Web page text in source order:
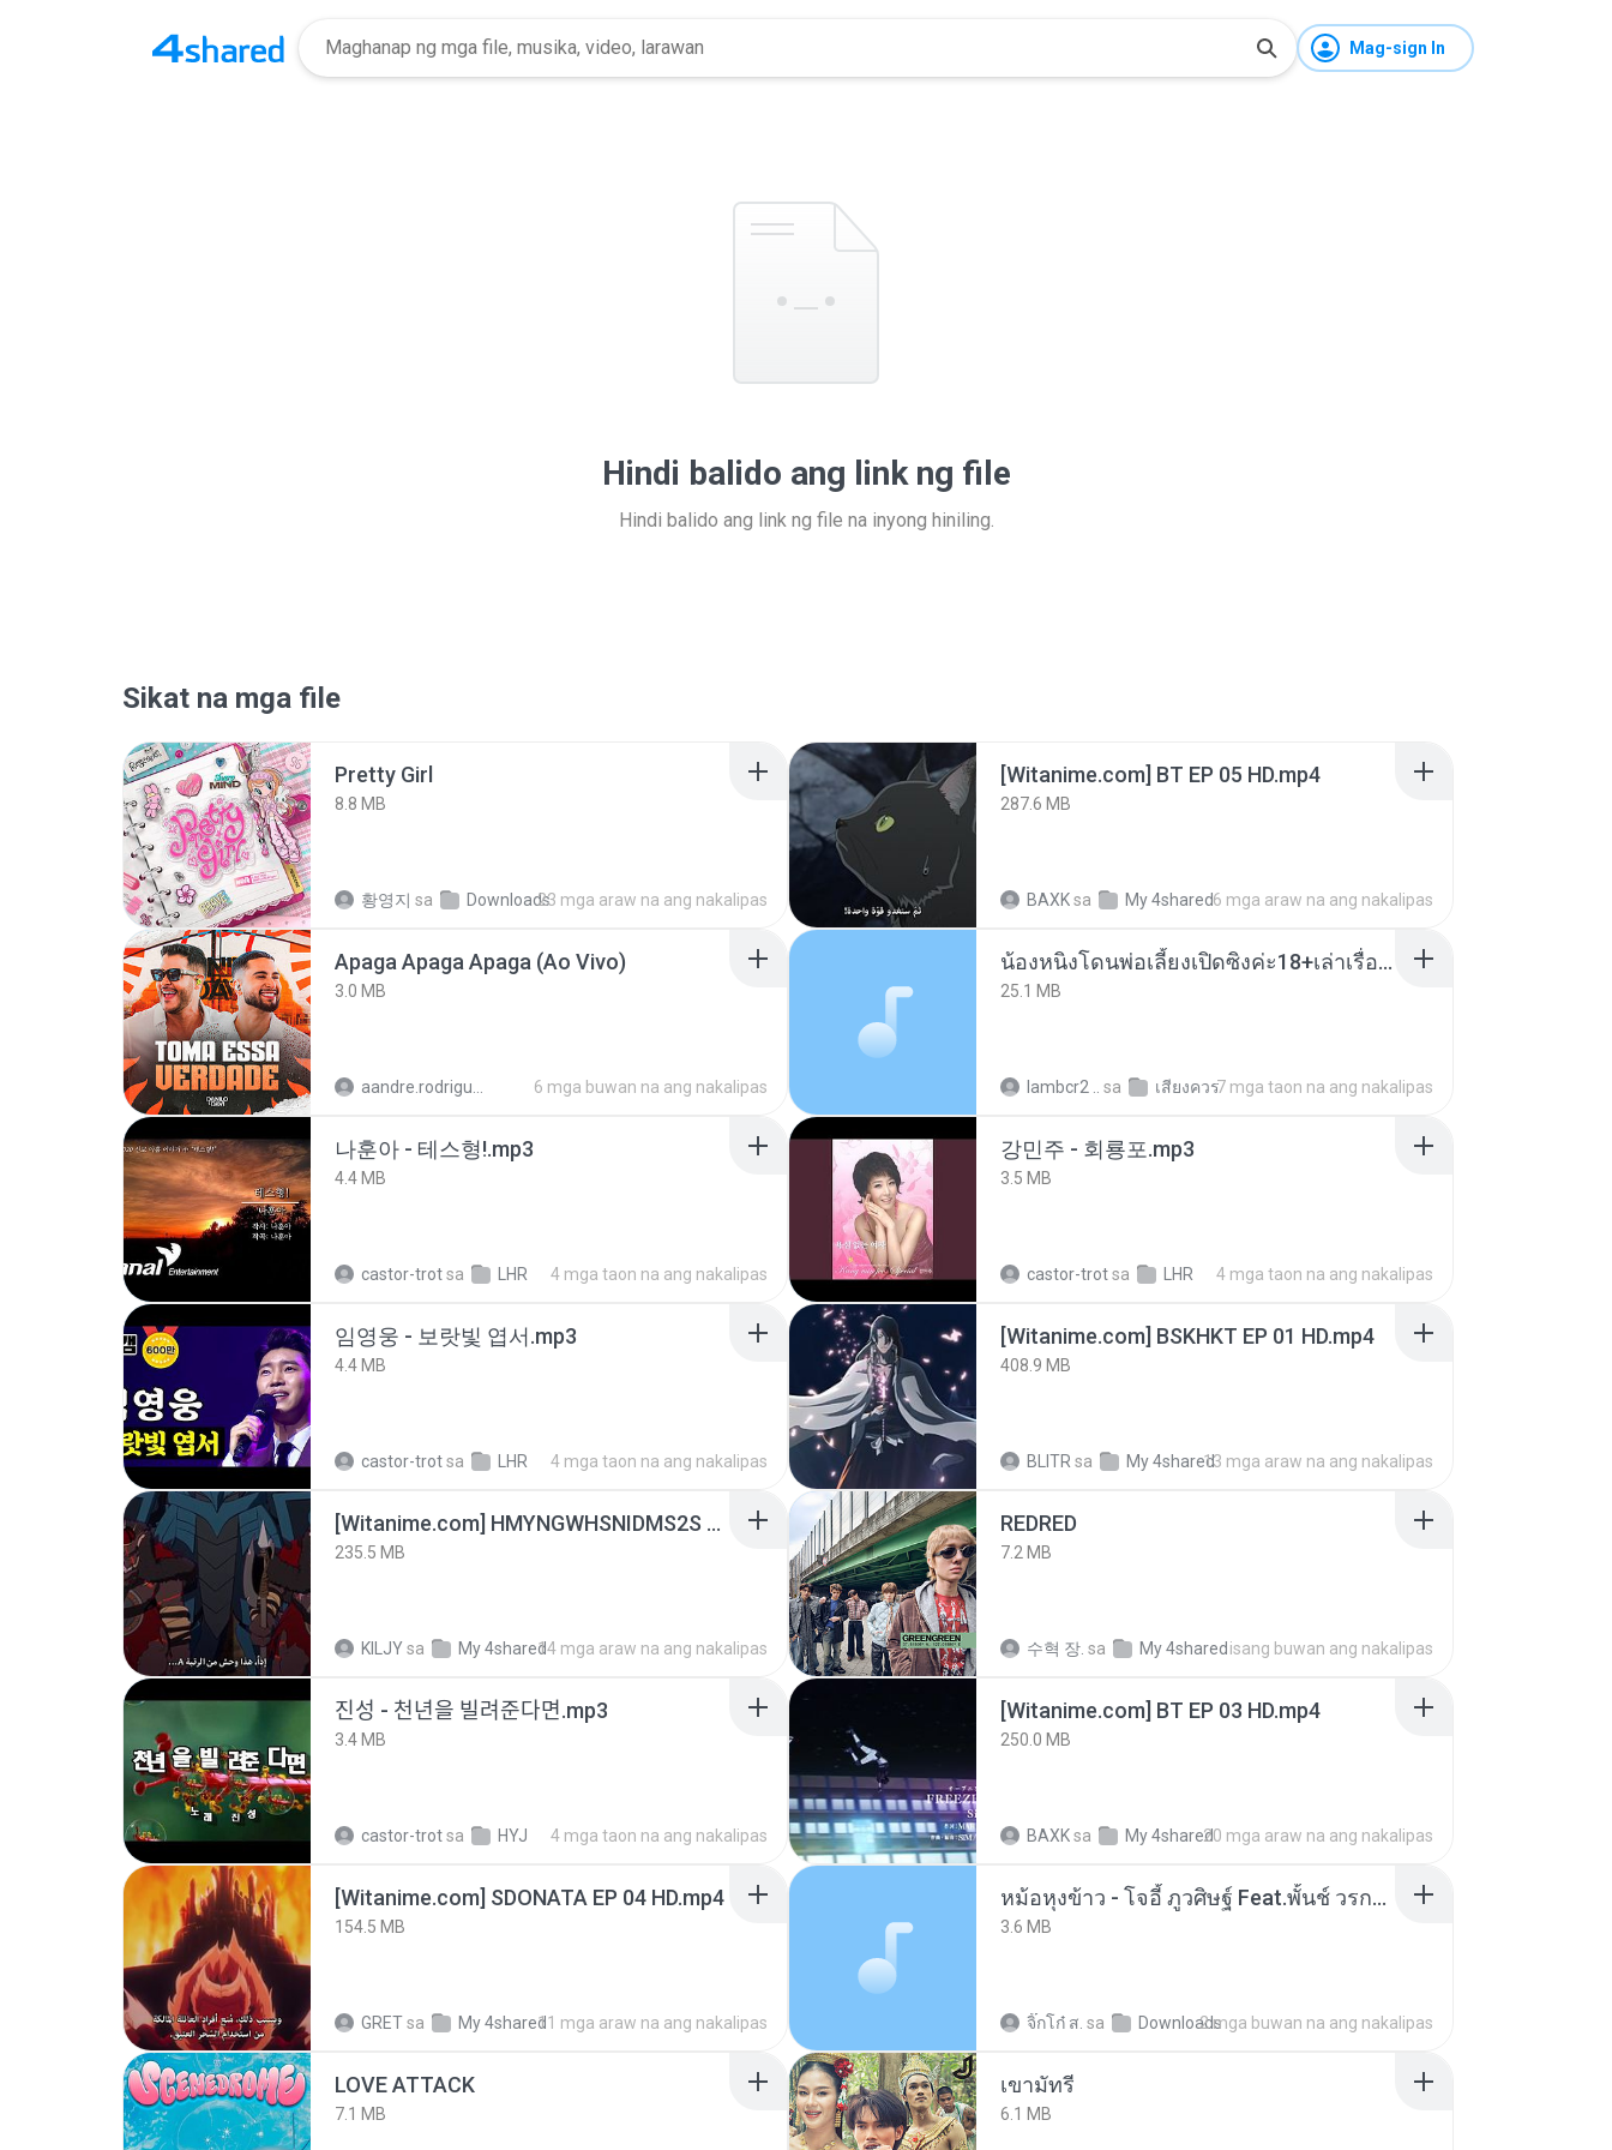
Mag-sign In
Hindi balido ang link ng file
Hindi balido ang link ng file na inyong hiniling.
Sikat na mga file
Pretty Girl
8.8 MB
황영지 sa Downloads23 mga araw na ang nakalipas
[Witanime.com] BT EP 05 HD.mp4
287.6 MB
BAXKsa My 4shared6 mga araw na ang nakalipas
Apaga Apaga Apaga (Ao Vivo)
3.0 MB
6 mga buwan na ang nakalipas
น้องหนิงโดนพ่อเลี้ยงเปิดซิงค่ะ18+เล่าเรื่องเสียว.mp3
25.1 MB
lambcr2 .. sa เสียงควร7 mga taon na ang nakalipas
나훈아 - 테스형!.mp3
4.4 MB
castor-trotsa LHR 4 mga taon na ang nakalipas
강민주 - 회룡포.mp3
3.5 MB
castor-trotsa LHR 4 mga taon na ang nakalipas
임영웅 - 보랏빛 엽서.mp3
4.4 MB
castor-trotsa LHR 4 mga taon na ang nakalipas
[Witanime.com] BSKHKT EP 01 HD.mp4
408.9 MB
BLITR sa My 4shared13 mga araw na ang nakalipas
[Witanime.com] HMYNGWHSNIDMS2S EP 04 HD.mp4
235.5 MB
KILJYsa My 4shared14 mga araw na ang nakalipas
REDRED
7.2 MB
수혁 장. sa My 4shared isang buwan ang nakalipas
진성 - 천년을 빌려준다면.mp3
3.4 MB
castor-trotsa HYJ 4 mga taon na ang nakalipas
[Witanime.com] BT EP 03 HD.mp4
250.0 MB
BAXKsa My 4shared20 mga araw na ang nakalipas
[Witanime.com] SDONATA EP 04 HD.mp4
154.5 MB
GRETsa My 4shared11 mga araw na ang nakalipas
หม้อหุงข้าว - โจอี้ ภูวศิษฐ์ Feat.พั้นช์ วรกาญจน์-315237.mp3
3.6 MB
จิ๊กโก๋ ส. sa Downloads2 mga buwan na ang nakalipas
LOVE ATTACK
7.1 MB
เขามัทรี
6.1 MB